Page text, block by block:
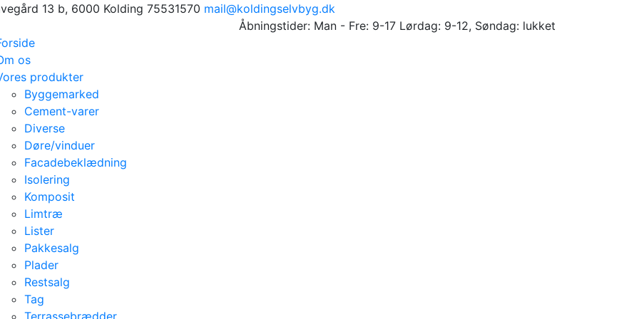
13 b, 6000 Kolding 75531570 mail@koldingselvbyg.dk
Åbningstider: Man - Fre: 9-17 Lørdag: 9-12, Søndag: lukket
os
produkter
Byggemarked
Cement-varer
Diverse
Døre/vinduer
Facadebeklædning
Isolering
Komposit
Limtræ
Lister
Pakkesalg
Plader
Restsalg
Tag
Terrassebrædder